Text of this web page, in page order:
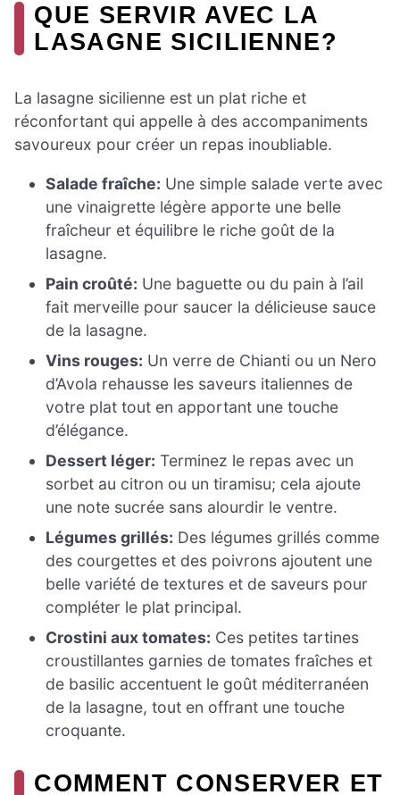
QUE SERVIR AVEC LA
LASAGNE SICILIENNE?
La lasagne sicilienne est un plat riche et
réconfortant qui appelle à des accompaniments
savoureux pour créer un repas inoubliable.
Salade fraîche: Une simple salade verte avec
une vinaigrette légère apporte une belle
fraîcheur et équilibre le riche goût de la
lasagne.
Pain croûté: Une baguette ou du pain à l’ail
fait merveille pour saucer la délicieuse sauce
de la lasagne.
Vins rouges: Un verre de Chianti ou un Nero
d’Avola rehausse les saveurs italiennes de
votre plat tout en apportant une touche
d’élégance.
Dessert léger: Terminez le repas avec un
sorbet au citron ou un tiramisu; cela ajoute
une note sucrée sans alourdir le ventre.
Légumes grillés: Des légumes grillés comme
des courgettes et des poivrons ajoutent une
belle variété de textures et de saveurs pour
compléter le plat principal.
Crostini aux tomates: Ces petites tartines
croustillantes garnies de tomates fraîches et
de basilic accentuent le goût méditerranéen
de la lasagne, tout en offrant une touche
croquante.
COMMENT CONSERVER ET